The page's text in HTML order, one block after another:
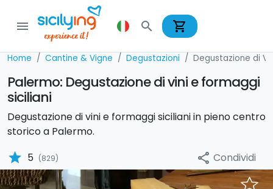
menu search shopping_cart
Home Cantine & Vigne Degustazioni Degustazione di
Palermo: Degustazione di vini e formaggi
siciliani
Degustazione di vini e formaggi siciliani in pieno centro
storico a Palermo.
star 5 (829) share Condividi